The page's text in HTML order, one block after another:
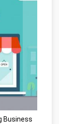
Business